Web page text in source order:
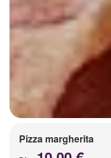
Pizza margherita